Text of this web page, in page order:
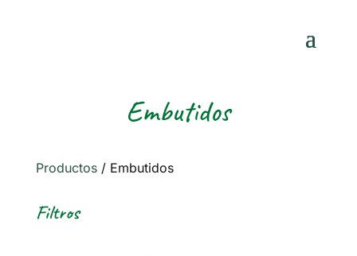
Embutidos
Productos/ Embutidos
Filtros